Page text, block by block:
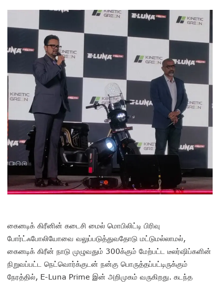
கைனடிக் கிரீனின் கடைசி மைல் மொபிலிட்டி பிரிவு
போர்ட்ஃபோலியோவை வலுப்படுத்துவதோடு மட்டுமல்லாமல்,
கைனடிக் கிரீன் நாடு முழுவதும் 300க்கும் மேற்பட்ட டீலர்ஷிப்களின்
நிறுவப்பட்ட நெட்வொர்க்குடன் நன்கு பொருத்தப்பட்டிருக்கும்
நேரத்தில், E-Luna Prime இன் அறிமுகம் வருகிறது. கடந்த